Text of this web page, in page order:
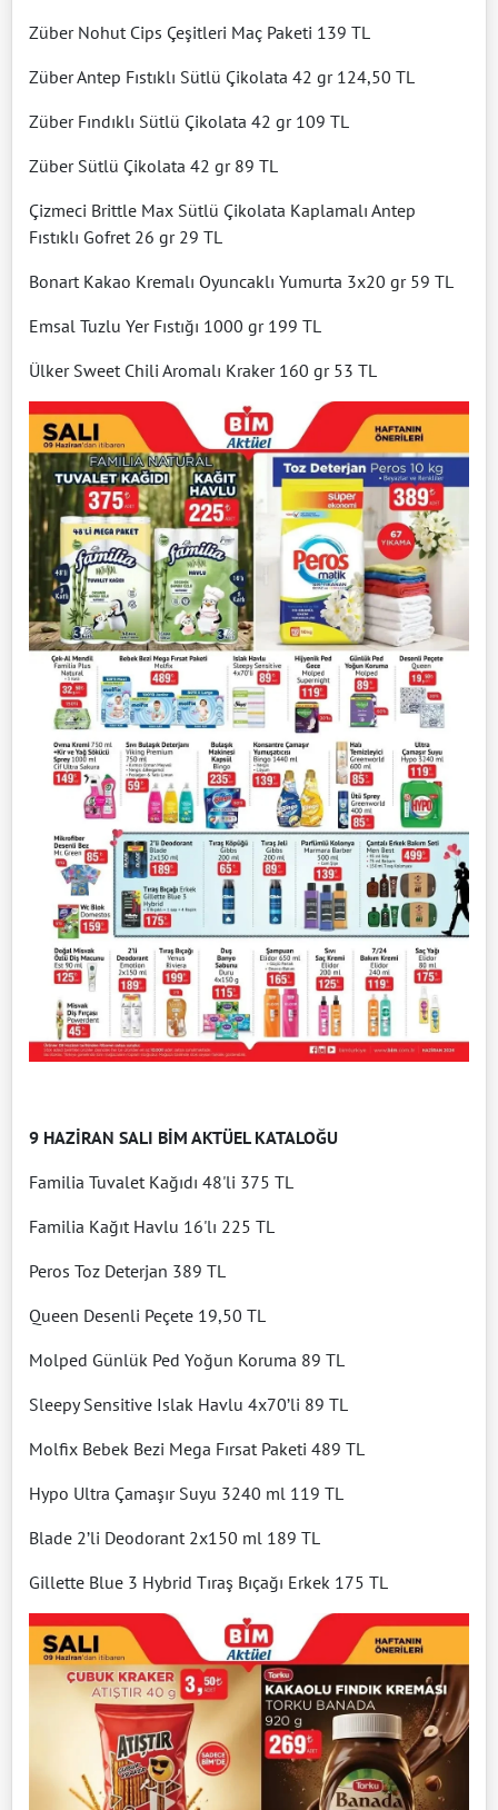
Züber Nohut Cips Çeşitleri Maç Paketi 139 TL
Züber Antep Fıstıklı Sütlü Çikolata 42 gr 124,50 TL
Züber Fındıklı Sütlü Çikolata 42 gr 109 TL
Züber Sütlü Çikolata 42 gr 89 TL
Çizmeci Brittle Max Sütlü Çikolata Kaplamalı Antep
Fıstıklı Gofret 26 gr 29 TL
Bonart Kakao Kremalı Oyuncaklı Yumurta 3x20 gr 59 TL
Emsal Tuzlu Yer Fıstığı 1000 gr 199 TL
Ülker Sweet Chili Aromalı Kraker 160 gr 53 TL
9 HAZİRAN SALI BİM AKTÜEL KATALOĞU
Familia Tuvalet Kağıdı 48'li 375 TL
Familia Kağıt Havlu 16'lı 225 TL
Peros Toz Deterjan 389 TL
Queen Desenli Peçete 19,50 TL
Molped Günlük Ped Yoğun Koruma 89 TL
Sleepy Sensitive Islak Havlu 4x70’li 89 TL
Molfix Bebek Bezi Mega Fırsat Paketi 489 TL
Hypo Ultra Çamaşır Suyu 3240 ml 119 TL
Blade 2’li Deodorant 2x150 ml 189 TL
Gillette Blue 3 Hybrid Tıraş Bıçağı Erkek 175 TL